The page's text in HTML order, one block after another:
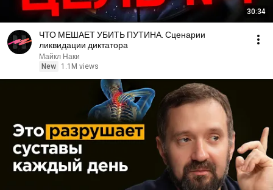
30:34
ЧТО МЕШАЕТ УБИТЬ ПУТИНА. Сценарии
ликвидации диктатора
Майкл Наки
New
1.1M views